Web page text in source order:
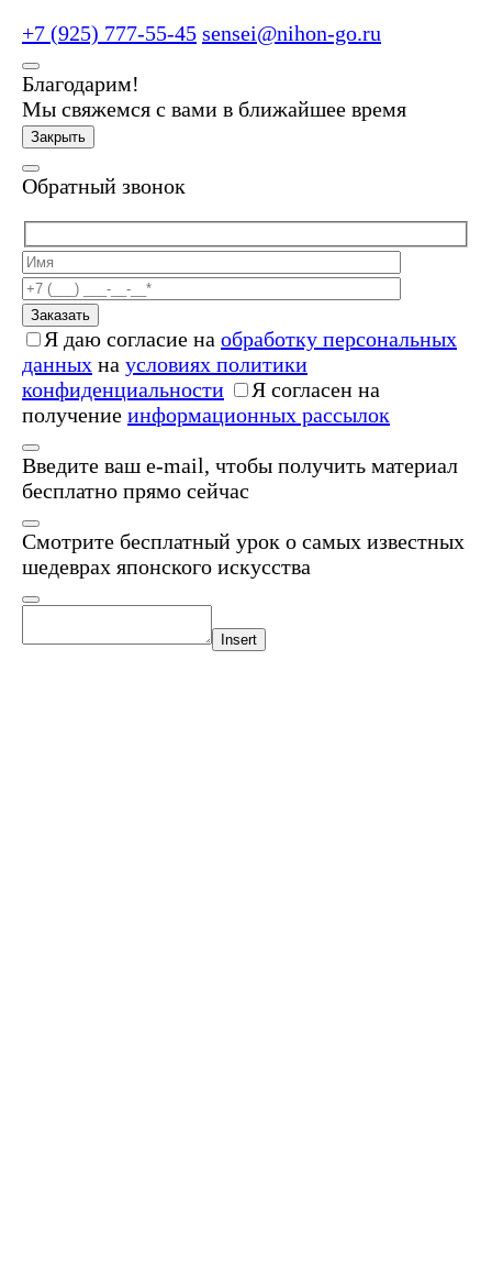
+7 (925) 777-55-45 sensei@nihon-go.ru
Благодарим!
Мы свяжемся с вами в ближайшее время
Закрыть
Обратный звонок
Заказать
Я даю согласие на обработку персональных
данных на условиях политики
конфиденциальности
Я согласен на
получение информационных рассылок
Введите ваш e-mail, чтобы получить материал
бесплатно прямо сейчас
Смотрите бесплатный урок о самых известных
шедеврах японского искусства
Insert